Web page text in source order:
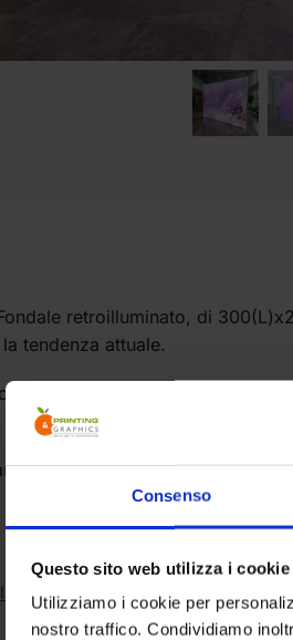
Consenso
Questo sito web utilizza i cookie
Utilizziamo i cookie per
nostro traffico. Condividiamo
retroilluminato, di
tendenza attuale.
per il trasporto consiste in
in un telo antistropiccio da
premontate nella
Fondali Portatili